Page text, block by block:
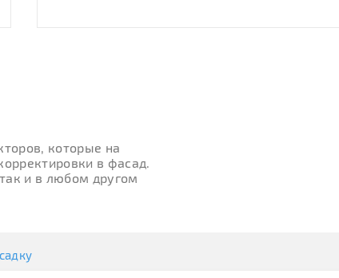
которые на
в фасад.
и в любом другом